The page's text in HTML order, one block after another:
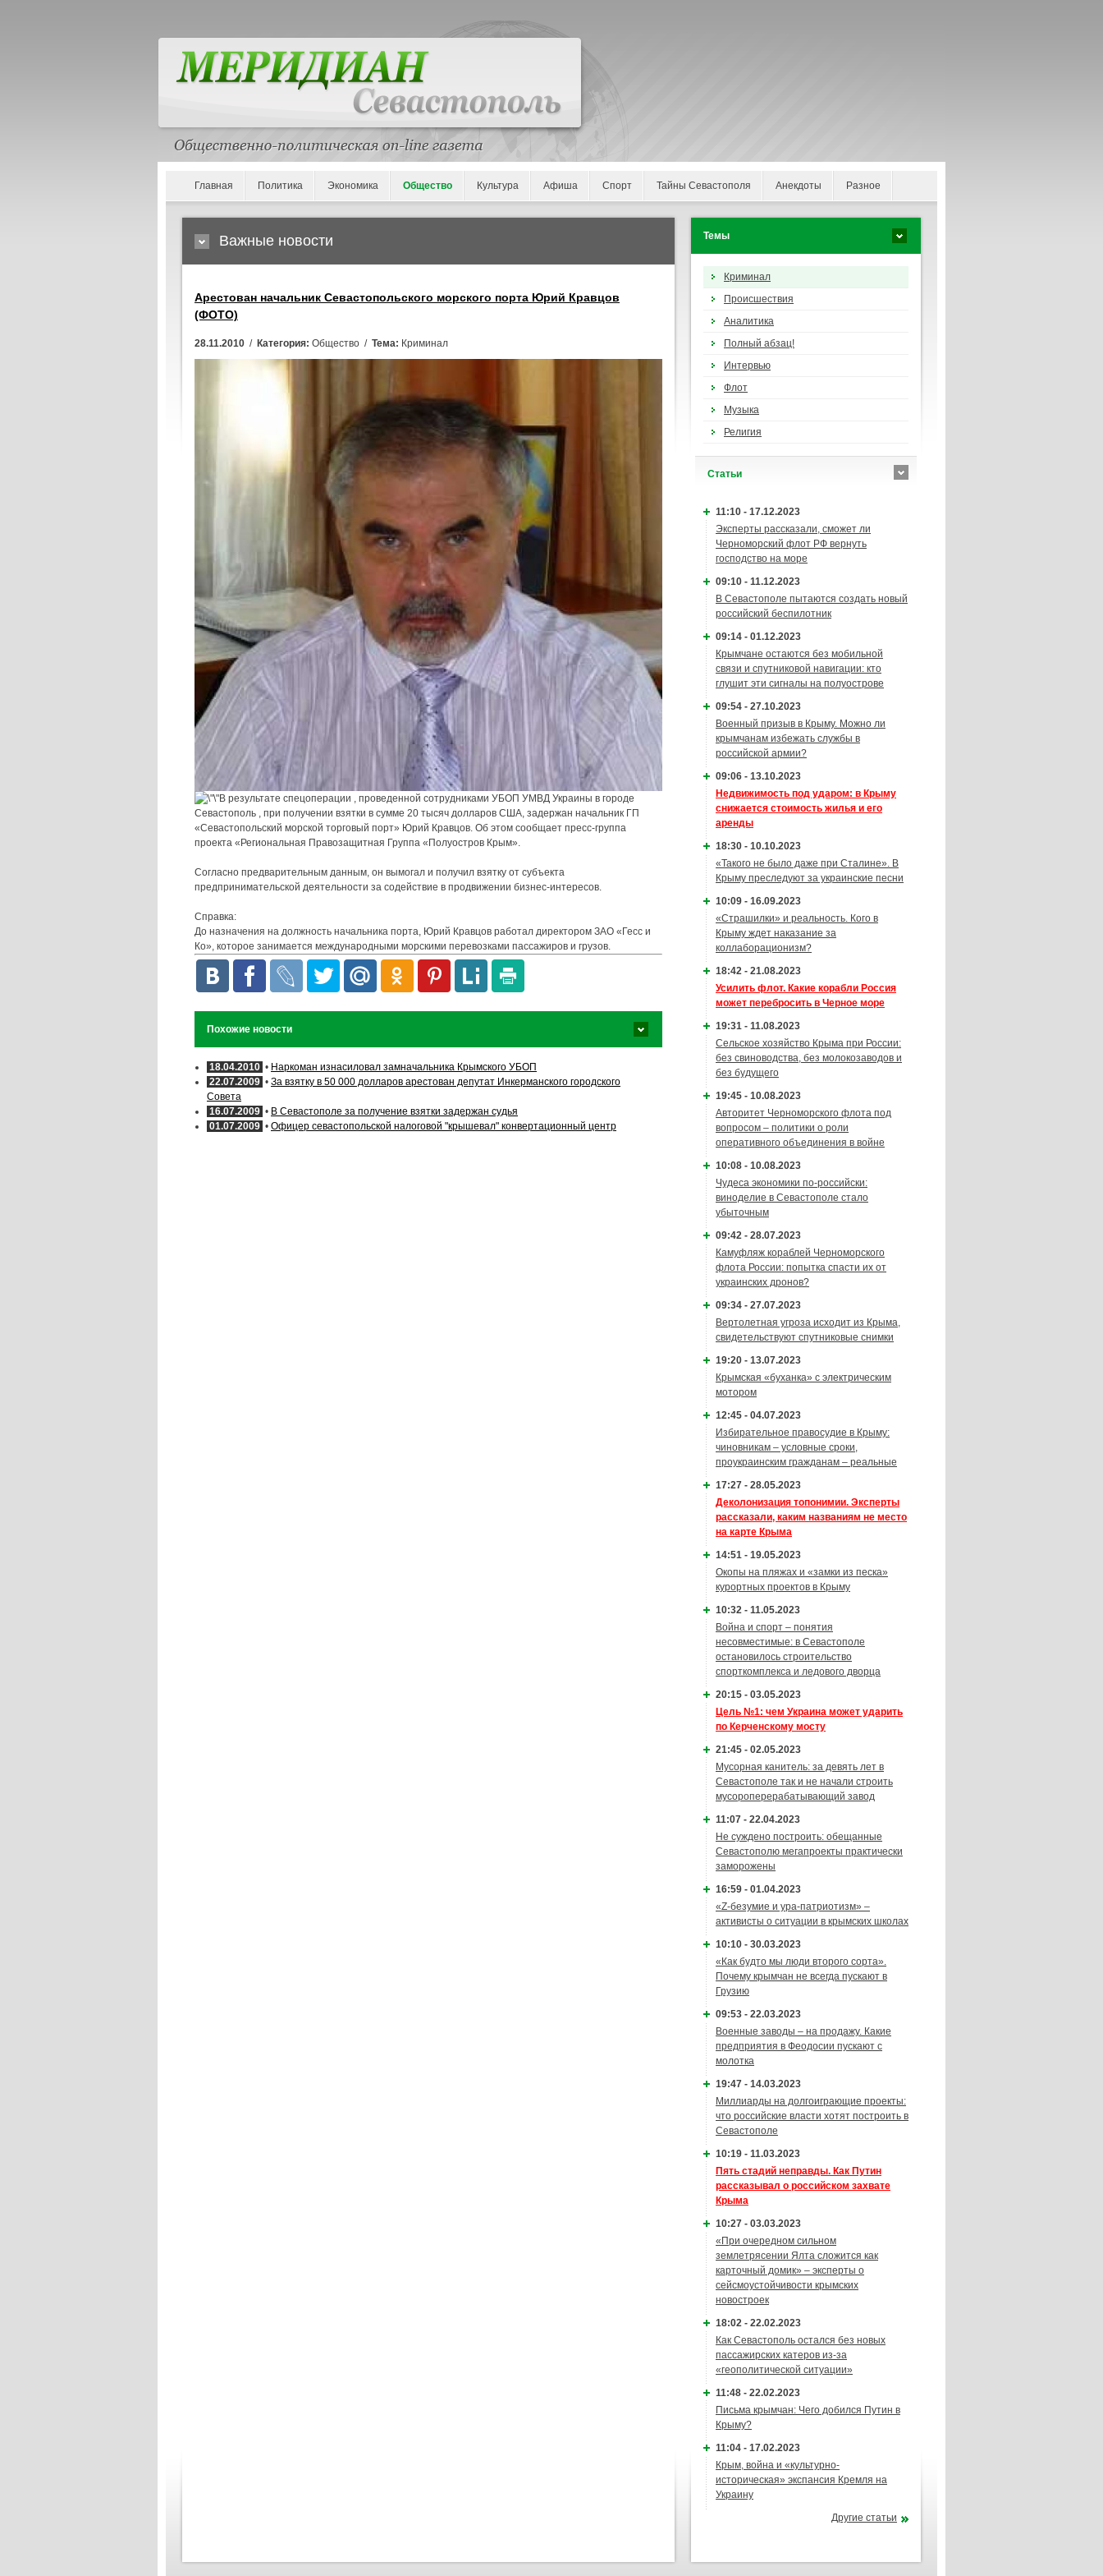
Главная Политика Экономика Общество Культура Афиша Спорт Тайны Севастополя Анекдоты Разное
Важные новости
Арестован начальник Севастопольского морского порта Юрий Кравцов
(ФОТО)
28.11.2010 / Категория: Общество / Тема: Криминал
В результате спецоперации , проведенной сотрудниками УБОП УМВД Украины в городе
Севастополь , при получении взятки в сумме 20 тысяч долларов США, задержан начальник ГП
«Севастопольский морской торговый порт» Юрий Кравцов. Об этом сообщает пресс-группа
проекта «Региональная Правозащитная Группа «Полуостров Крым».
Согласно предварительным данным, он вымогал и получил взятку от субъекта
предпринимательской деятельности за содействие в продвижении бизнес-интересов.
Справка:
До назначения на должность начальника порта, Юрий Кравцов работал директором ЗАО «Гесс и
Ко», которое занимается международными морскими перевозками пассажиров и грузов.
Похожие новости
18.04.2010 • Наркоман изнасиловал замначальника Крымского УБОП
22.07.2009 • За взятку в 50 000 долларов арестован депутат Инкерманского городского
Совета
16.07.2009 • В Севастополе за получение взятки задержан судья
01.07.2009 • Офицер севастопольской налоговой "крышевал" конвертационный центр
Темы
Криминал
Происшествия
Аналитика
Полный абзац!
Интервью
Флот
Музыка
Религия
Cтатьи
11:10 - 17.12.2023
Эксперты рассказали, сможет ли
Черноморский флот РФ вернуть
господство на море
09:10 - 11.12.2023
В Севастополе пытаются создать новый
российский беспилотник
09:14 - 01.12.2023
Крымчане остаются без мобильной
связи и спутниковой навигации: кто
глушит эти сигналы на полуострове
09:54 - 27.10.2023
Военный призыв в Крыму. Можно ли
крымчанам избежать службы в
российской армии?
09:06 - 13.10.2023
Недвижимость под ударом: в Крыму
снижается стоимость жилья и его
аренды
18:30 - 10.10.2023
«Такого не было даже при Сталине». В
Крыму преследуют за украинские песни
10:09 - 16.09.2023
«Страшилки» и реальность. Кого в
Крыму ждет наказание за
коллаборационизм?
18:42 - 21.08.2023
Усилить флот. Какие корабли Россия
может перебросить в Черное море
19:31 - 11.08.2023
Сельское хозяйство Крыма при России:
без свиноводства, без молокозаводов и
без будущего
19:45 - 10.08.2023
Авторитет Черноморского флота под
вопросом – политики о роли
оперативного объединения в войне
10:08 - 10.08.2023
Чудеса экономики по-российски:
виноделие в Севастополе стало
убыточным
09:42 - 28.07.2023
Камуфляж кораблей Черноморского
флота России: попытка спасти их от
украинских дронов?
09:34 - 27.07.2023
Вертолетная угроза исходит из Крыма,
свидетельствуют спутниковые снимки
19:20 - 13.07.2023
Крымская «буханка» с электрическим
мотором
12:45 - 04.07.2023
Избирательное правосудие в Крыму:
чиновникам – условные сроки,
проукраинским гражданам – реальные
17:27 - 28.05.2023
Деколонизация топонимии. Эксперты
рассказали, каким названиям не место
на карте Крыма
14:51 - 19.05.2023
Окопы на пляжах и «замки из песка»
курортных проектов в Крыму
10:32 - 11.05.2023
Война и спорт – понятия
несовместимые: в Севастополе
остановилось строительство
спорткомплекса и ледового дворца
20:15 - 03.05.2023
Цель №1: чем Украина может ударить
по Керченскому мосту
21:45 - 02.05.2023
Мусорная канитель: за девять лет в
Севастополе так и не начали строить
мусороперерабатывающий завод
11:07 - 22.04.2023
Не суждено построить: обещанные
Севастополю мегапроекты практически
заморожены
16:59 - 01.04.2023
«Z-безумие и ура-патриотизм» –
активисты о ситуации в крымских школах
10:10 - 30.03.2023
«Как будто мы люди второго сорта».
Почему крымчан не всегда пускают в
Грузию
09:53 - 22.03.2023
Военные заводы – на продажу. Какие
предприятия в Феодосии пускают с
молотка
19:47 - 14.03.2023
Миллиарды на долгоиграющие проекты:
что российские власти хотят построить в
Севастополе
10:19 - 11.03.2023
Пять стадий неправды. Как Путин
рассказывал о российском захвате
Крыма
10:27 - 03.03.2023
«При очередном сильном
землетрясении Ялта сложится как
карточный домик» – эксперты о
сейсмоустойчивости крымских
новостроек
18:02 - 22.02.2023
Как Севастополь остался без новых
пассажирских катеров из-за
«геополитической ситуации»
11:48 - 22.02.2023
Письма крымчан: Чего добился Путин в
Крыму?
11:04 - 17.02.2023
Крым, война и «культурно-
историческая» экспансия Кремля на
Украину
Другие статьи